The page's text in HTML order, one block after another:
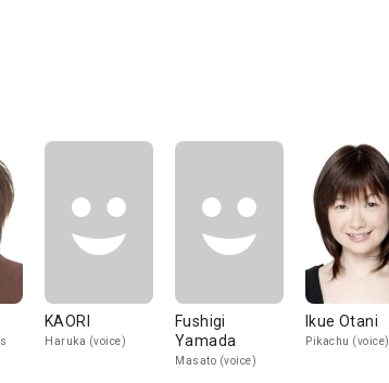
KAORI
Haruka (voice)
Fushigi
Yamada
Masato (voice)
Ikue Otani
Pikachu (voice)